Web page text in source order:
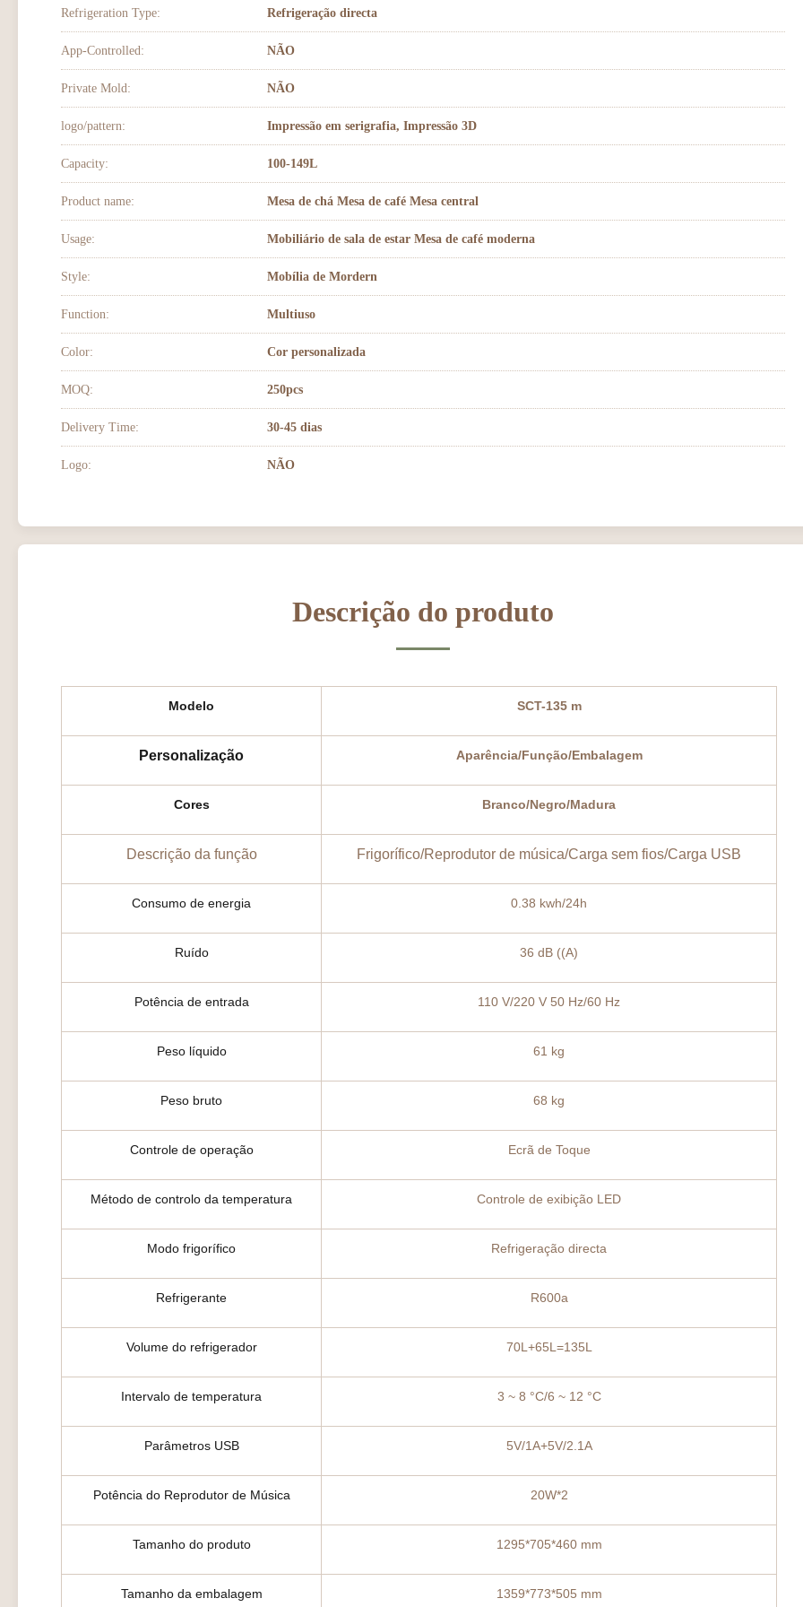
Refrigeration Type: Refrigeração directa
App-Controlled: NÃO
Private Mold: NÃO
logo/pattern: Impressão em serigrafia, Impressão 3D
Capacity: 100-149L
Product name: Mesa de chá Mesa de café Mesa central
Usage: Mobiliário de sala de estar Mesa de café moderna
Style: Mobília de Mordern
Function: Multiuso
Color: Cor personalizada
MOQ: 250pcs
Delivery Time: 30-45 dias
Logo: NÃO
Descrição do produto
Modelo SCT-135 m
Personalização Aparência/Função/Embalagem
Cores Branco/Negro/Madura
Descrição da função Frigorífico/Reprodutor de música/Carga sem fios/Carga USB
Consumo de energia 0.38 kwh/24h
Ruído 36 dB ((A)
Potência de entrada 110 V/220 V 50 Hz/60 Hz
Peso líquido 61 kg
Peso bruto 68 kg
Controle de operação Ecrã de Toque
Método de controlo da temperatura Controle de exibição LED
Modo frigorífico Refrigeração directa
Refrigerante R600a
Volume do refrigerador 70L+65L=135L
Intervalo de temperatura 3 ~ 8 °C/6 ~ 12 °C
Parâmetros USB 5V/1A+5V/2.1A
Potência do Reprodutor de Música 20W*2
Tamanho do produto 1295*705*460 mm
Tamanho da embalagem 1359*773*505 mm